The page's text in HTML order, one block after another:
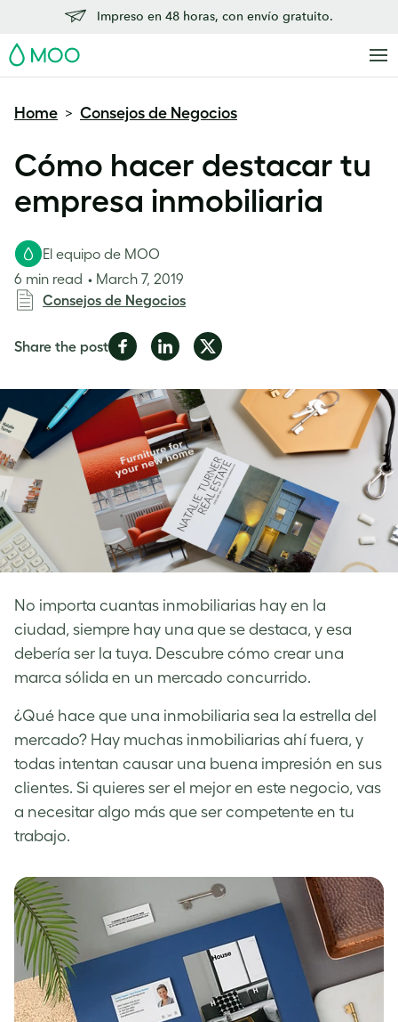
Impreso en 48 horas, con envío gratuito.
MOO
Home > Consejos de Negocios
Cómo hacer destacar tu
empresa inmobiliaria
El equipo de MOO
6 min read
March 7, 2019
Consejos de Negocios
Share the postShare
Facebook
Share
LinkedIn
Share
Twitter
No importa cuantas inmobiliarias hay en la
ciudad, siempre hay una que se destaca, y esa
debería ser la tuya. Descubre cómo crear una
marca sólida en un mercado concurrido.
¿Qué hace que una inmobiliaria sea la estrella del
mercado? Hay muchas inmobiliarias ahí fuera, y
todas intentan causar una buena impresión en sus
clientes. Si quieres ser el mejor en este negocio, vas
a necesitar algo más que ser competente en tu
trabajo.